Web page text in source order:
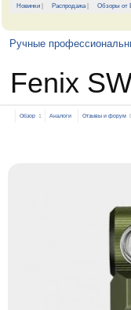
Новинки | Распродажа| Обзоры от
Ручные
Fenix
Обзор 1 Аналоги Отзывы и форум